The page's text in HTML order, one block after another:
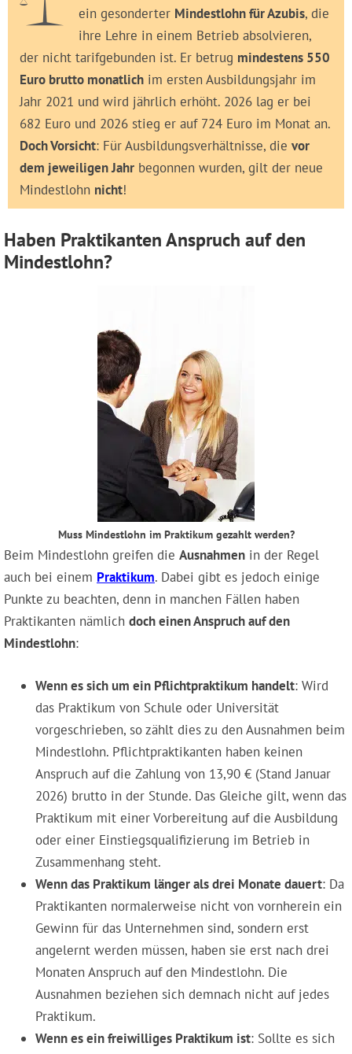
ein gesonderter Mindestlohn für Azubis, die
ihre Lehre in einem Betrieb absolvieren,
der nicht tarif­gebunden ist. Er betrug mindestens 550
Euro brutto monatlich im ersten Ausbildungsjahr im
Jahr 2021 und wird jährlich erhöht. 2026 lag er bei
682 Euro und 2026 stieg er auf 724 Euro im Monat an.
Doch Vorsicht: Für Ausbildungs­verhältnisse, die vor
dem jeweiligen Jahr begonnen wurden, gilt der neue
Mindestlohn nicht!
Haben Praktikanten Anspruch auf den
Mindestlohn?
Muss Mindestlohn im Praktikum gezahlt werden?
Beim Mindestlohn greifen die Ausnahmen in der Regel
auch bei einem Praktikum. Dabei gibt es jedoch einige
Punkte zu beachten, denn in manchen Fällen haben
Praktikanten nämlich doch einen Anspruch auf den
Mindestlohn:
Wenn es sich um ein Pflichtpraktikum handelt: Wird
das Praktikum von Schule oder Universität
vorgeschrieben, so zählt dies zu den Ausnahmen beim
Mindestlohn. Pflichtpraktikanten haben keinen
Anspruch auf die Zahlung von 13,90 € (Stand Januar
2026) brutto in der Stunde. Das Gleiche gilt, wenn das
Praktikum mit einer Vorbereitung auf die Ausbildung
oder einer Einstiegsqualifizierung im Betrieb in
Zusammenhang steht.
Wenn das Praktikum länger als drei Monate dauert: Da
Praktikanten normalerweise nicht von vornherein ein
Gewinn für das Unternehmen sind, sondern erst
angelernt werden müssen, haben sie erst nach drei
Monaten Anspruch auf den Mindestlohn. Die
Ausnahmen beziehen sich demnach nicht auf jedes
Praktikum.
Wenn es ein freiwilliges Praktikum ist: Sollte es sich